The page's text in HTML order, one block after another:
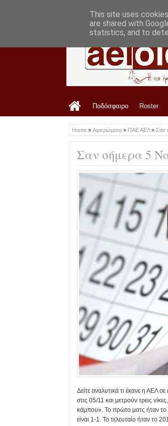
Ποδόσφαιρο Roster
Home » Αφιερώματα » ΠΑΕ ΑΕΛ» Σαν
Σαν σήμερα 5
Δείτε αναλυτικά τι έκανε η ΑΕΛ
στις 05/11 και μετρούν τρεις
κάμπου». Το πρώτο ματς ήταν το
είναι 1-1. Το τελευταίο ήταν το
This site uses
are shared with
statistics, and to